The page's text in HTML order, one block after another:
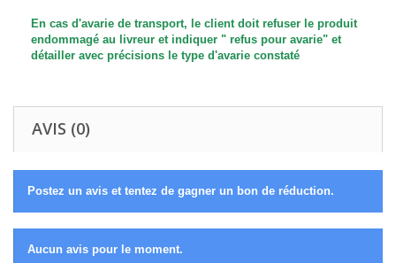
En cas d'avarie de transport, le client doit refuser le produit
endommagé au livreur et indiquer " refus pour avarie" et
détailler avec précisions le type d'avarie constaté
AVIS (0)
Postez un avis et tentez de gagner un bon de réduction.
Aucun avis pour le moment.